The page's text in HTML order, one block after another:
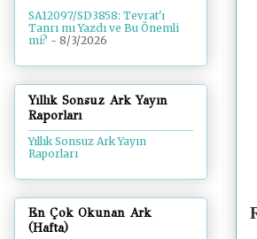
SA12097/SD3858: Tevrat'ı
Tanrı mı Yazdı ve Bu Önemli
mi? - 8/3/2026
Yıllık Sonsuz Ark Yayın
Raporları
Yıllık Sonsuz Ark Yayın
Raporları
En Çok Okunan Ark
(Hafta)